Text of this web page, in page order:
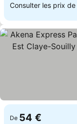
Consulter les prix de
De 54 €